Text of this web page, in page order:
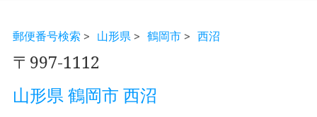
郵便番号検索 > 山形県 > 鶴岡市> 西沼
〒997-1112
山形県 鶴岡市 西沼